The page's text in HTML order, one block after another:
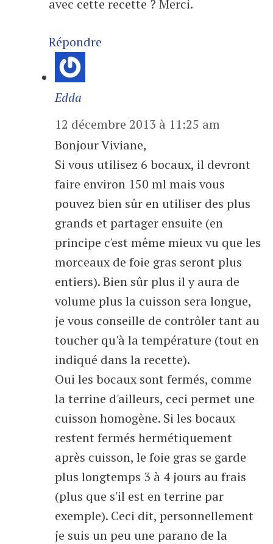
avec cette recette ? Merci.
Répondre
Edda
12 décembre 2013 à 11:25 am
Bonjour Viviane,
Si vous utilisez 6 bocaux, il devront
faire environ 150 ml mais vous
pouvez bien sûr en utiliser des plus
grands et partager ensuite (en
principe c'est même mieux vu que les
morceaux de foie gras seront plus
entiers). Bien sûr plus il y aura de
volume plus la cuisson sera longue,
je vous conseille de contrôler tant au
toucher qu'à la température (tout en
indiqué dans la recette).
Oui les bocaux sont fermés, comme
la terrine d'ailleurs, ceci permet une
cuisson homogène. Si les bocaux
restent fermés hermétiquement
après cuisson, le foie gras se garde
plus longtemps 3 à 4 jours au frais
(plus que s'il est en terrine par
exemple). Ceci dit, personnellement
je suis un peu une parano de la